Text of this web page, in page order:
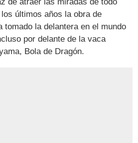
últimos años la obra de
tomado la delantera en el mundo
por delante de la vaca
Bola de Dragón.